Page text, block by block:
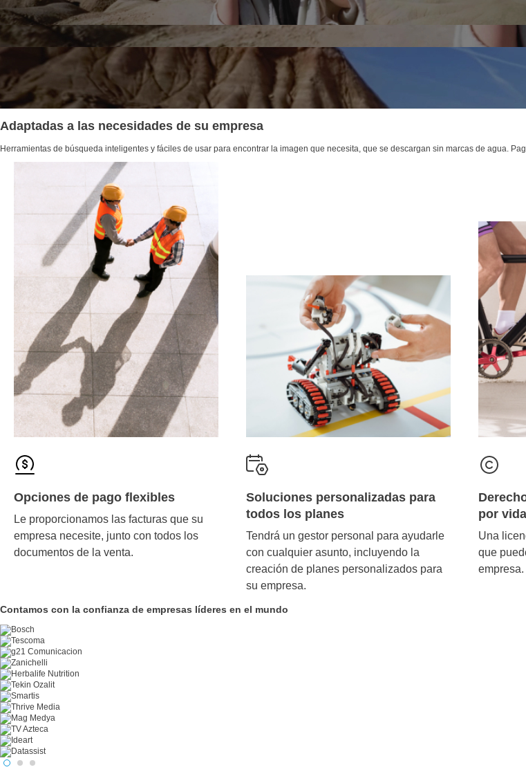
Adaptadas a las necesidades de su empresa
Herramientas de búsqueda inteligentes y fáciles de usar para encontrar la imagen que necesita, que se descargan sin marcas de agua.
Opciones de pago flexibles
Le proporcionamos las facturas que su
empresa necesite, junto con todos los
documentos de la venta.
Soluciones personalizadas para
todos los planes
Tendrá un gestor personal para ayudarle
con cualquier asunto, incluyendo la
creación de planes personalizados para
su empresa.
por vida
Una
que
empresa.
Contamos con la confianza de empresas líderes en el mundo